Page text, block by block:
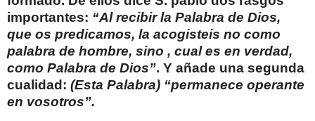
importantes: “Al recibir la Palabra de Dios,
que os predicamos, la acogisteis no como
palabra de hombre, sino , cual es en verdad,
como Palabra de Dios”. Y añade una segunda
cualidad: (Esta Palabra) “permanece operante
en vosotros”.